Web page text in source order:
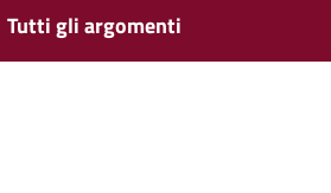
Tutti gli argomenti